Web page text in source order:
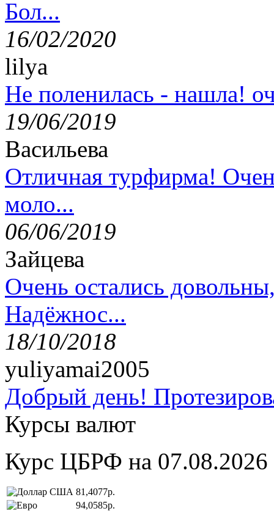
Бол...
16/02/2020
lilya
Не поленилась - нашла!
19/06/2019
Васильева
Отличная турфирма!
моло...
06/06/2019
Зайцева
Очень остались
Надёжнос...
18/10/2018
yuliyamai2005
Добрый день!
Курсы валют
Курс ЦБРФ на 07.08.2026
81,4077р.
94,0585р.